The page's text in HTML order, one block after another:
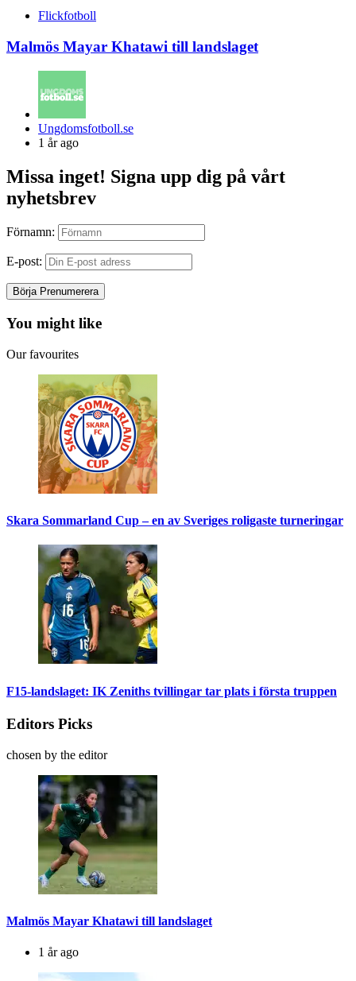
Flickfotboll
Malmös Mayar Khatawi till landslaget
Posted
by
Ungdomsfotboll.se
1 år ago
Missa inget! Signa upp dig på vårt
nyhetsbrev
Förnamn:
E-post:
You might like
Our favourites
Skara Sommarland Cup – en av Sveriges roligaste turneringar
F15-landslaget: IK Zeniths tvillingar tar plats i första truppen
Editors Picks
chosen by the editor
Malmös Mayar Khatawi till landslaget
1 år ago